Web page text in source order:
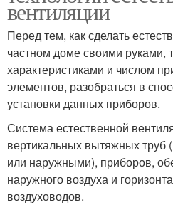
вентиляции
Перед тем, как сделать
частном доме своими руками,
характеристиками и числом
элементов, разобраться в
установки данных приборов.
Система естественной
вертикальных вытяжных труб
или наружными), приборов,
наружного воздуха и
воздуховодов.